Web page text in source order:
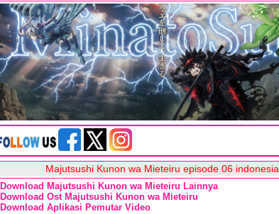
Majutsushi Kunon wa Mieteiru episode 06 indonesia
Download Majutsushi Kunon wa Mieteiru Lainnya
Download Ost Majutsushi Kunon wa Mieteiru
Download Aplikasi Pemutar Video